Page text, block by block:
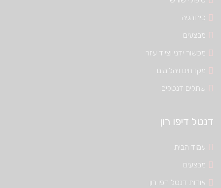
כירורגיה
מבצעים
מכשור ידני וציוד עזר
מקדחים ויהלומים
שתלים דנטלים
דנטל דיפו רון
עמוד הבית
מבצעים
אודות דנטל דפו רון